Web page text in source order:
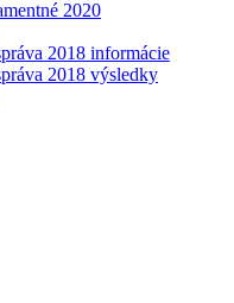
2020
2018 informácie
2018 výsledky